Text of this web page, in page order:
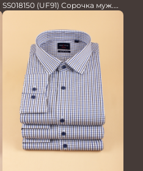
SS018150 (UF91) Сорочка муж.
кр.рук. GROSTYLE PRIME